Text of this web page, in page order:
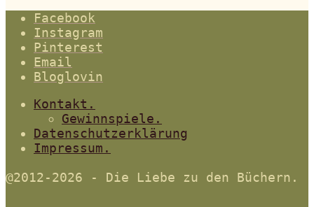
Facebook
Instagram
Pinterest
Email
Bloglovin
Kontakt.
Gewinnspiele.
Datenschutzerklärung
Impressum.
@2012-2026 - Die Liebe zu den Büchern.